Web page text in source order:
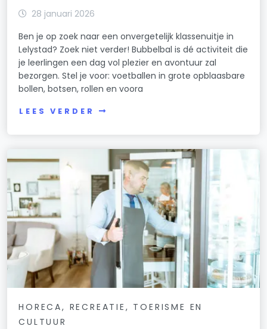
28 januari 2026
Ben je op zoek naar een onvergetelijk klassenuitje in
Lelystad? Zoek niet verder! Bubbelbal is dé activiteit die
je leerlingen een dag vol plezier en avontuur zal
bezorgen. Stel je voor: voetballen in grote opblaasbare
bollen, botsen, rollen en voora
LEES VERDER
HORECA, RECREATIE, TOERISME EN
CULTUUR